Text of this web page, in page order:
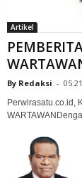
Artikel
By Redaksi -
‎Perwirasatu.co.id,